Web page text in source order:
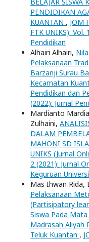
BELAJAR SISWA
PENDIDIKAN
KUANTAN , JOM
FTK UNIKS): Vol.
Pendidikan
Alhairi Alhairi,
Pelaksanaan
Barzanji Surau
Kecamatan
Pendidikan dan
(2022): Jurnal
Mardianto
Zulhaini,
DALAM
MAHONI SD
UNIKS (Jurnal
2 (2021): Jurnal
Keguruan
Mas Ihwan Rida,
Pelaksanaan
(Partisipatory
Siswa Pada Mata
Madrasah Aliyah
Teluk Kuantan ,